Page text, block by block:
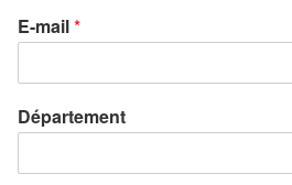
E-mail*
Département